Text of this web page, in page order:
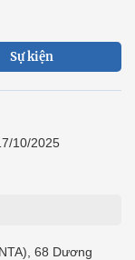
Sự kiện
10/2025
68 Dương